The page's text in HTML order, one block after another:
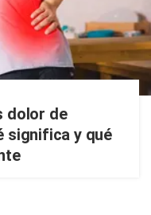
dolor de
significa y qué